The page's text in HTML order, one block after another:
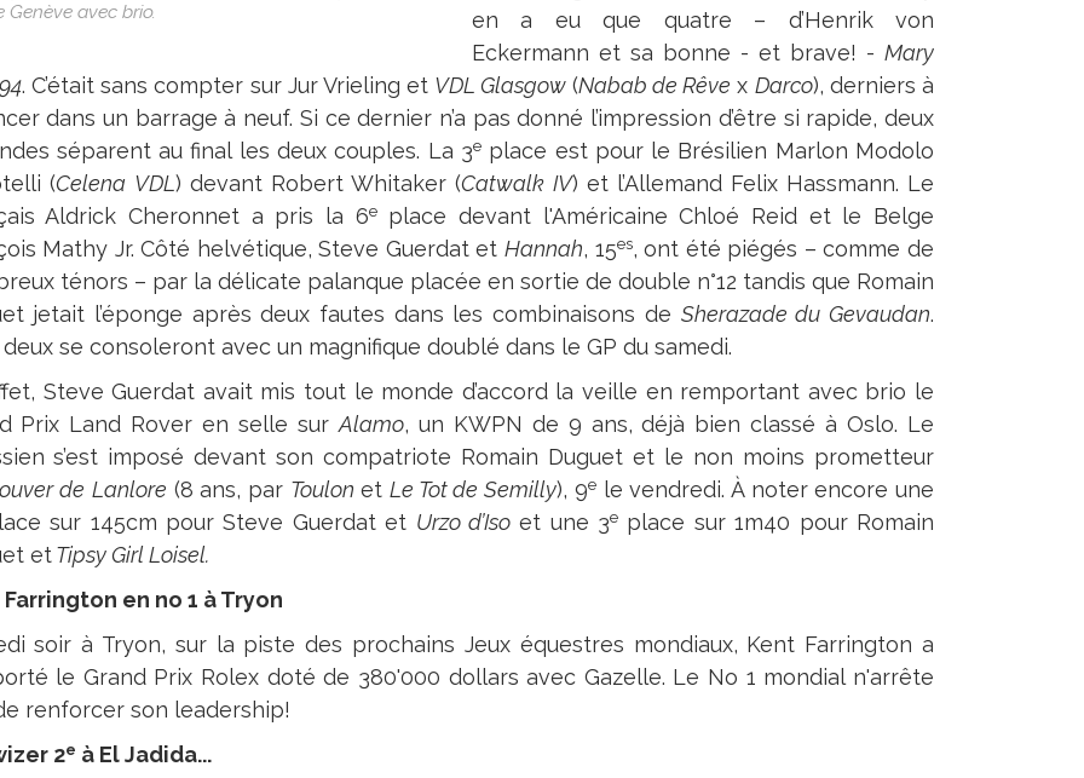
Genève avec brio.
en a eu que quatre – d’Henrik von
Eckermann et sa bonne - et brave! - Mary
. C’était sans compter sur Jur Vrieling et VDL Glasgow(Nabab de Rêve x Darco), derniers à
dans un barrage à neuf. Si ce dernier n’a pas donné l’impression d’être si rapide, deux
séparent au final les deux couples. La 3eplace est pour le Brésilien Marlon Modolo
(Celena VDL) devant Robert Whitaker (Catwalk IV) et l’Allemand Felix Hassmann. Le
Aldrick Cheronnet a pris la 6eplace devant l'Américaine Chloé Reid et le Belge
Mathy Jr. Côté helvétique, Steve Guerdat etHannah, 15es, ont été piégés – comme de
ténors – par la délicate palanque placée en sortie de double n°12 tandis que Romain
jetait l’éponge après deux fautes dans les combinaisons de Sherazade du Gevaudan.
deux se consoleront avec un magnifique doublé dans le GP du samedi.
Steve Guerdat avait mis tout le monde d’accord la veille en remportant avec brio le
Prix Land Rover en selle surAlamo, un KWPN de 9 ans, déjà bien classé à Oslo. Le
s’est imposé devant son compatriote Romain Duguet et le non moins prometteur
de Lanlore (8 ans, par Toulon etLe Tot de Semilly), 9ele vendredi. À noter encore une
sur 145cm pour Steve Guerdat et Urzo d’Isoet une 3e place sur 1m40 pour Romain
etTipsy Girl Loisel.
en no 1 à Tryon
soir à Tryon, sur la piste des prochains Jeux équestres mondiaux, Kent Farrington a
le Grand Prix Rolex doté de 380'000 dollars avec Gazelle. Le No 1 mondial n'arrête
renforcer son leadership!
2e à El Jadida...